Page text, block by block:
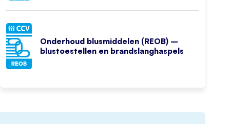
Onderhoud blusmiddelen (REOB) –
blustoestellen en brandslanghaspels